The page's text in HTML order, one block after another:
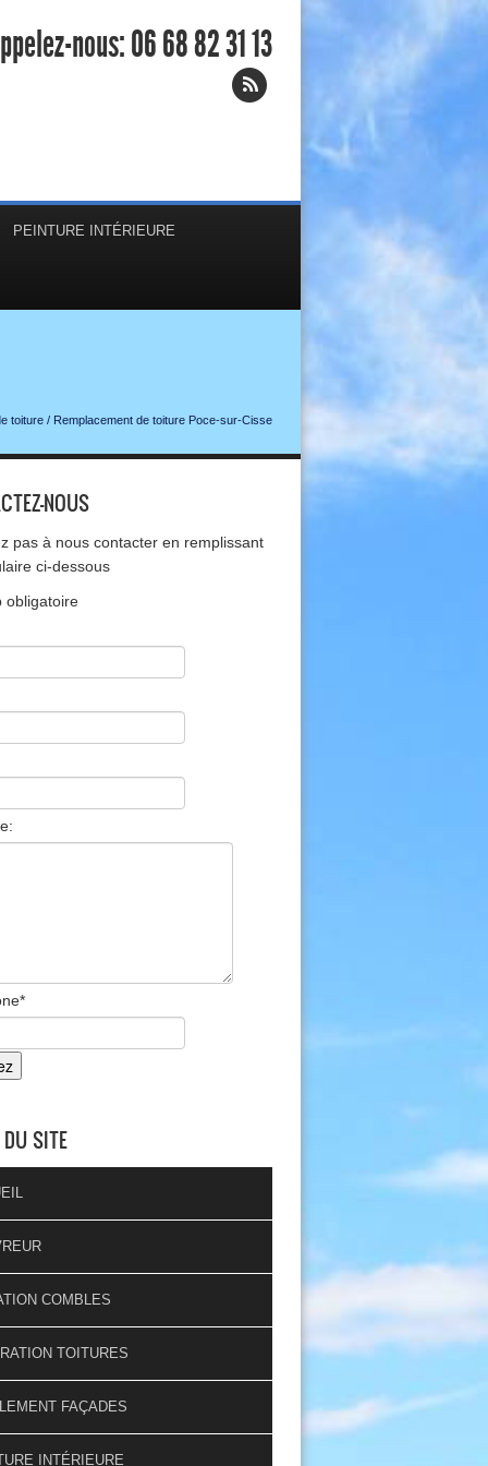
nous:06 68 82 31 13
PEINTURE INTÉRIEURE
toiture / Remplacement de toiture Poce-sur-Cisse
NOUS
pas à nous contacter en remplissant
ci-dessous
obligatoire
*
SITE
COMBLES
TOITURES
FAÇADES
INTÉRIEURE